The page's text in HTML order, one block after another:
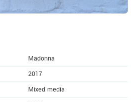
Madonna
2017
Mixed media